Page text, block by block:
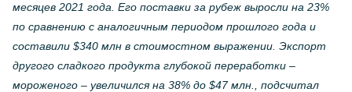
месяцев 2021 года. Его поставки за рубеж выросли на 23%
по сравнению с аналогичным периодом прошлого года и
составили $340 млн в стоимостном выражении. Экспорт
другого сладкого продукта глубокой переработки –
мороженого – увеличился на 38% до $47 млн., подсчитал